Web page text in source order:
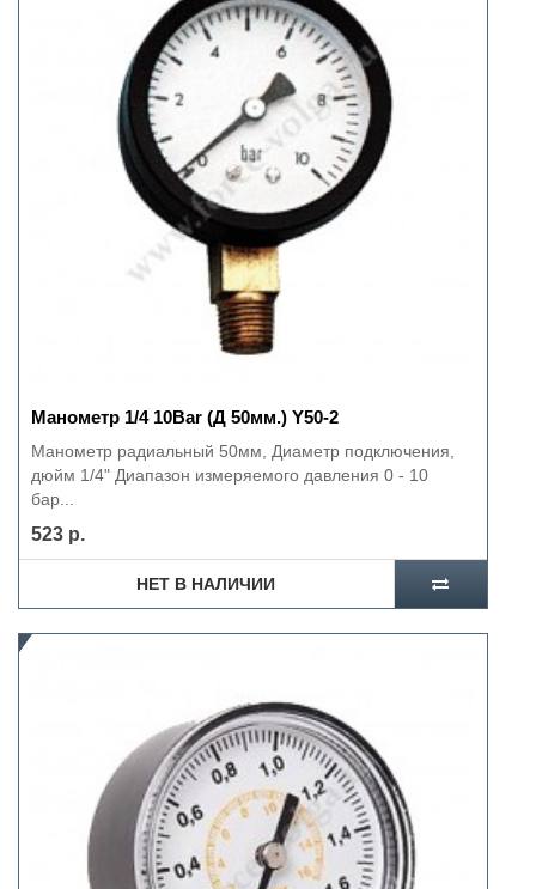
Манометр 1/4 10Bar (Д 50мм.) Y50-2
Манометр радиальный 50мм, Диаметр подключения,
дюйм 1/4" Диапазон измеряемого давления 0 - 10
бар...
523 р.
НЕТ В НАЛИЧИИ